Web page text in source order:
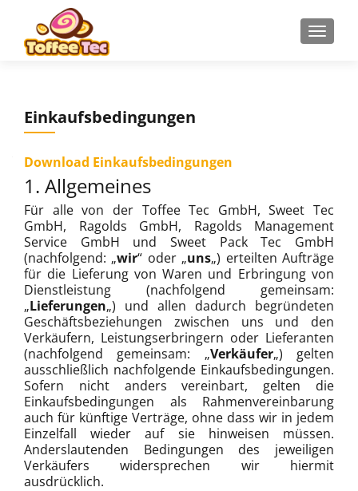
MENU
Einkaufsbedingungen
Download Einkaufsbedingungen
1. Allgemeines
Für alle von der Toffee Tec GmbH, Sweet Tec
GmbH, Ragolds GmbH, Ragolds Management
Service GmbH und Sweet Pack Tec GmbH
(nachfolgend: „wir“ oder „uns„) erteilten Aufträge
für die Lieferung von Waren und Erbringung von
Dienstleistung (nachfolgend gemeinsam:
„Lieferungen„) und allen dadurch begründeten
Geschäftsbeziehungen zwischen uns und den
Verkäufern, Leistungserbringern oder Lieferanten
(nachfolgend gemeinsam: „Verkäufer„) gelten
ausschließlich nachfolgende Einkaufsbedingungen.
Sofern nicht anders vereinbart, gelten die
Einkaufsbedingungen als Rahmenvereinbarung
auch für künftige Verträge, ohne dass wir in jedem
Einzelfall wieder auf sie hinweisen müssen.
Anderslautenden Bedingungen des jeweiligen
Verkäufers widersprechen wir hiermit
ausdrücklich.